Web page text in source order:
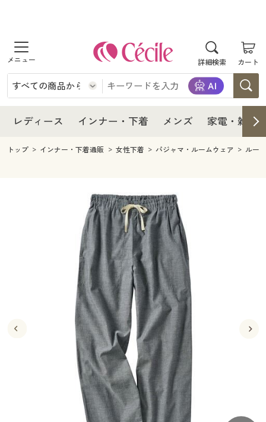
詳細検索 カート
商品を探す
レディース
レディースファッション
インナー・下着
インナー・下着通販すべて
ジュニア・ティーンズ下着
メンズ
メンズファッション
キッチン・雑貨・日用品
寝具・インテリア・家具
寝具・インテリア・家具通販すべて
カーテン・ラグ・ファブリック
美容・健康通販すべて
美容・健康・サプリメント
制服・スクール
制服・スクールすべて
ジュニア・ティーンズ下着
大きいサイズ通販すべて
大きいサイズ レディース服
大きいサイズ レディース下着
シークレットセール
商品カテゴリ一覧
レディース インナー・下着 メンズ 家電・雑貨
レディース
レディース通販すべて
レディースファッション
インナー・下着
インナー・下着通販すべて
ジュニア・ティーンズ下着
メンズ
キッチン・雑貨・日用品
寝具・インテリア・家具通販すべて
カーテン・ラグ・ファブリック
美容・健康通販すべて
美容・健康・サプリメント
制服・スクール
制服・スクールすべて
ジュニア・ティーンズ下着
大きいサイズ通販すべて
大きいサイズ レディース服
大きいサイズ レディース下着
大きいサイズ メンズ
シークレットセール
商品カテゴリ一覧
トップ インナー・下着通販 女性下着 パジャマ・ルームウェア ルー